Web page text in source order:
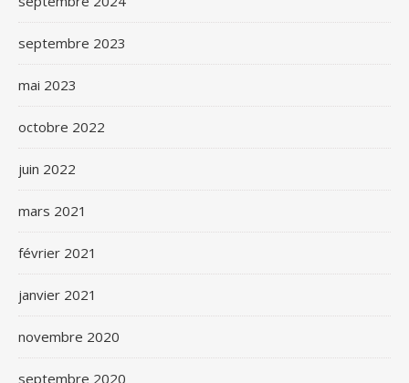
septembre 2023
mai 2023
octobre 2022
juin 2022
mars 2021
février 2021
janvier 2021
novembre 2020
septembre 2020